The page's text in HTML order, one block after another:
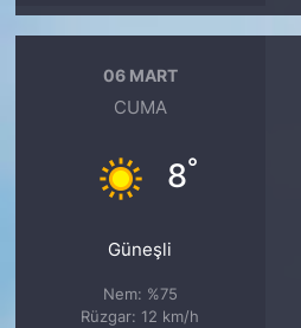
06 MART
CUMA
8°
Güneşli
Nem: %75
Rüzgar: 12 km/h